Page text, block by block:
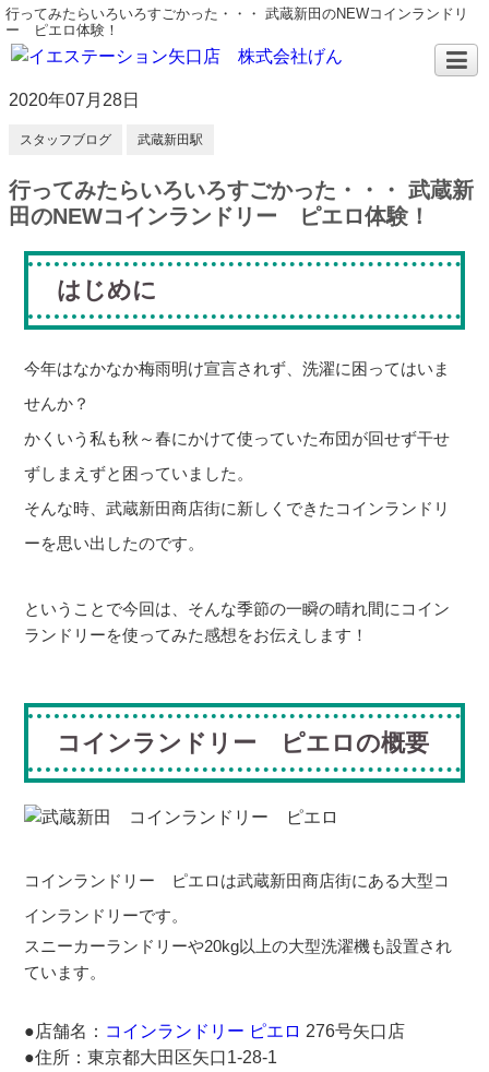
行ってみたらいろいろすごかった・・・ 武蔵新田のNEWコインランドリ
ー ピエロ体験！
2020年07月28日
スタッフブログ 武蔵新田駅
行ってみたらいろいろすごかった・・・ 武蔵新
田のNEWコインランドリー ピエロ体験！
はじめに
今年はなかなか梅雨明け宣言されず、洗濯に困ってはいま
せんか？
かくいう私も秋～春にかけて使っていた布団が回せず干せ
ずしまえずと困っていました。
そんな時、武蔵新田商店街に新しくできたコインランドリ
ーを思い出したのです。
ということで今回は、そんな季節の一瞬の晴れ間にコイン
ランドリーを使ってみた感想をお伝えします！
コインランドリー ピエロの概要
コインランドリー ピエロは武蔵新田商店街にある大型コ
インランドリーです。
スニーカーランドリーや20kg以上の大型洗濯機も設置され
ています。
●店舗名： コインランドリー ピエロ 276号矢口店
●住所：東京都大田区矢口1-28-1